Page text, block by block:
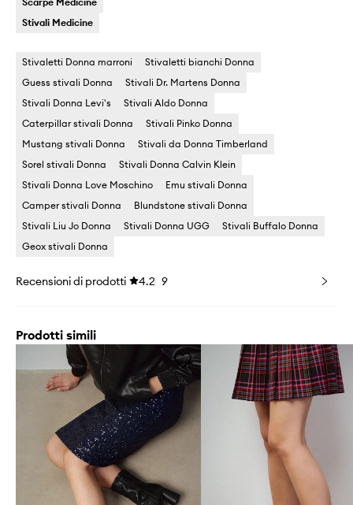
Stivali Medicine
Stivaletti Donna marroni
Stivaletti bianchi Donna
Guess stivali Donna
Stivali Dr. Martens Donna
Stivali Donna Levi's
Stivali Aldo Donna
Caterpillar stivali Donna
Stivali Pinko Donna
Mustang stivali Donna
Stivali da Donna Timberland
Sorel stivali Donna
Stivali Donna Calvin Klein
Stivali Donna Love Moschino
Emu stivali Donna
Camper stivali Donna
Blundstone stivali Donna
Stivali Liu Jo Donna
Stivali Donna UGG
Stivali Buffalo Donna
Geox stivali Donna
Recensioni di prodotti 4.2 9
Prodotti simili